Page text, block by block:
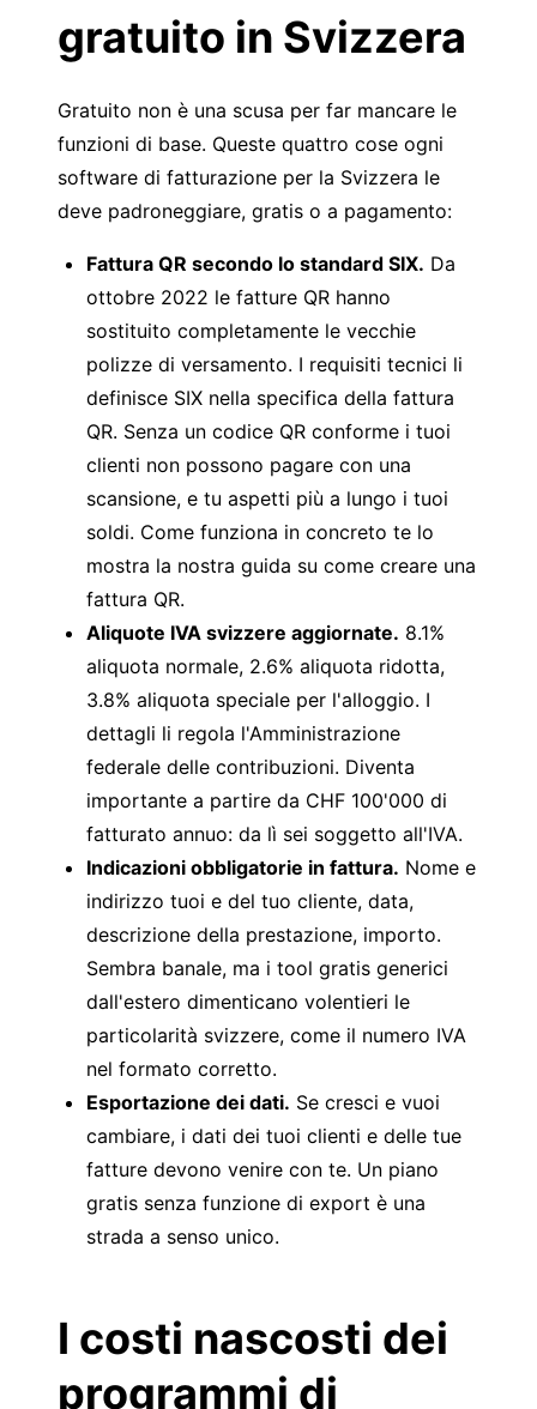
gratuito in Svizzera
Gratuito non è una scusa per far mancare le
funzioni di base. Queste quattro cose ogni
software di fatturazione per la Svizzera le
deve padroneggiare, gratis o a pagamento:
Fattura QR secondo lo standard SIX. Da
ottobre 2022 le fatture QR hanno
sostituito completamente le vecchie
polizze di versamento. I requisiti tecnici li
definisce SIX nella specifica della fattura
QR. Senza un codice QR conforme i tuoi
clienti non possono pagare con una
scansione, e tu aspetti più a lungo i tuoi
soldi. Come funziona in concreto te lo
mostra la nostra guida su come creare una
fattura QR.
Aliquote IVA svizzere aggiornate. 8.1%
aliquota normale, 2.6% aliquota ridotta,
3.8% aliquota speciale per l'alloggio. I
dettagli li regola l'Amministrazione
federale delle contribuzioni. Diventa
importante a partire da CHF 100'000 di
fatturato annuo: da lì sei soggetto all'IVA.
Indicazioni obbligatorie in fattura. Nome e
indirizzo tuoi e del tuo cliente, data,
descrizione della prestazione, importo.
Sembra banale, ma i tool gratis generici
dall'estero dimenticano volentieri le
particolarità svizzere, come il numero IVA
nel formato corretto.
Esportazione dei dati. Se cresci e vuoi
cambiare, i dati dei tuoi clienti e delle tue
fatture devono venire con te. Un piano
gratis senza funzione di export è una
strada a senso unico.
I costi nascosti dei
programmi di